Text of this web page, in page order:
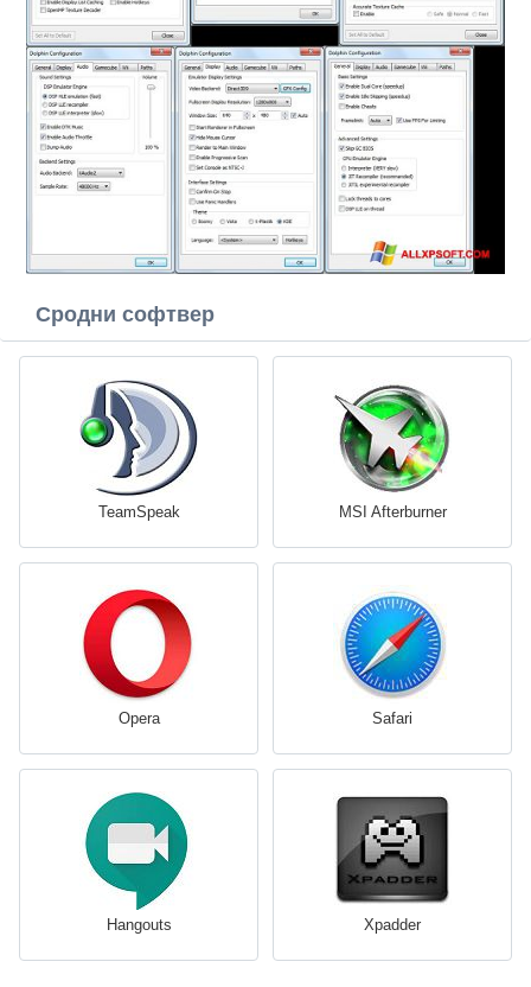
Сродни софтвер
TeamSpeak MSI Afterburner
Opera Safari
Hangouts Xpadder